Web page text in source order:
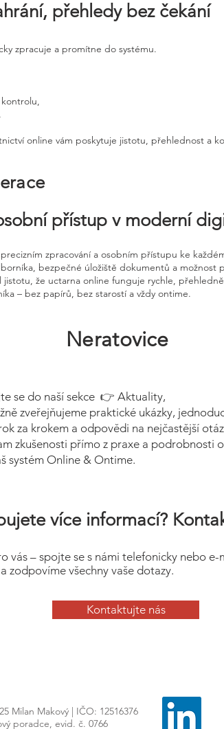
přehledy bez čekání
zpracuje a promítne do systému.
online vám poskytuje jistotu, přehlednost a
přístup v moderní
zpracování a osobním přístupu ke
bezpečné úložiště dokumentů a
že uctarna online funguje rychle,
– bez papírů, bez starostí a vždy ontime.
Neratovice
se do naší sekce 👉 Aktuality,
zveřejňujeme praktické ukázky,
za krokem a odpovědi na nejčastější
zkušenosti přímo z praxe a podrobnosti
systém Online & Ontime.
více informací?
vás – spojte se s námi telefonicky nebo e-
zodpovíme všechny vaše dotazy.
Kontaktujte nás
Milan Makový | IČO: 12516376
poradce, evid. č. 0766